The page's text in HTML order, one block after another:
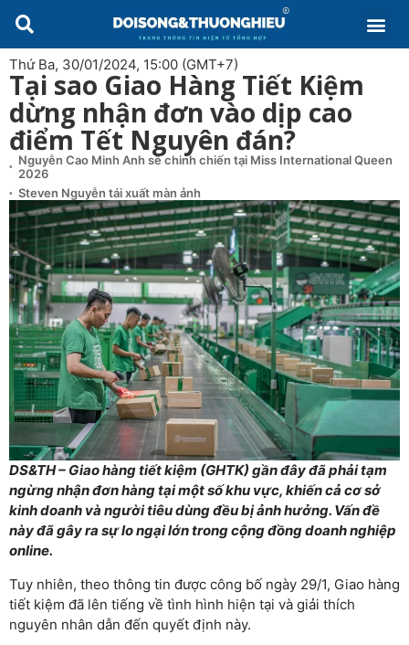
Thứ Ba, 30/01/2024, 15:00 (GMT+7)
Tại sao Giao Hàng Tiết Kiệm
dừng nhận đơn vào dịp cao
điểm Tết Nguyên đán?
Nguyễn Cao Minh Anh sẽ chinh chiến tại Miss International Queen
2026
Steven Nguyễn tái xuất màn ảnh
DS&TH – Giao hàng tiết kiệm (GHTK) gần đây đã phải tạm
ngừng nhận đơn hàng tại một số khu vực, khiến cả cơ sở
kinh doanh và người tiêu dùng đều bị ảnh hưởng. Vấn đề
này đã gây ra sự lo ngại lớn trong cộng đồng doanh nghiệp
online.
Tuy nhiên, theo thông tin được công bố ngày 29/1, Giao hàng
tiết kiệm đã lên tiếng về tình hình hiện tại và giải thích
nguyên nhân dẫn đến quyết định này.